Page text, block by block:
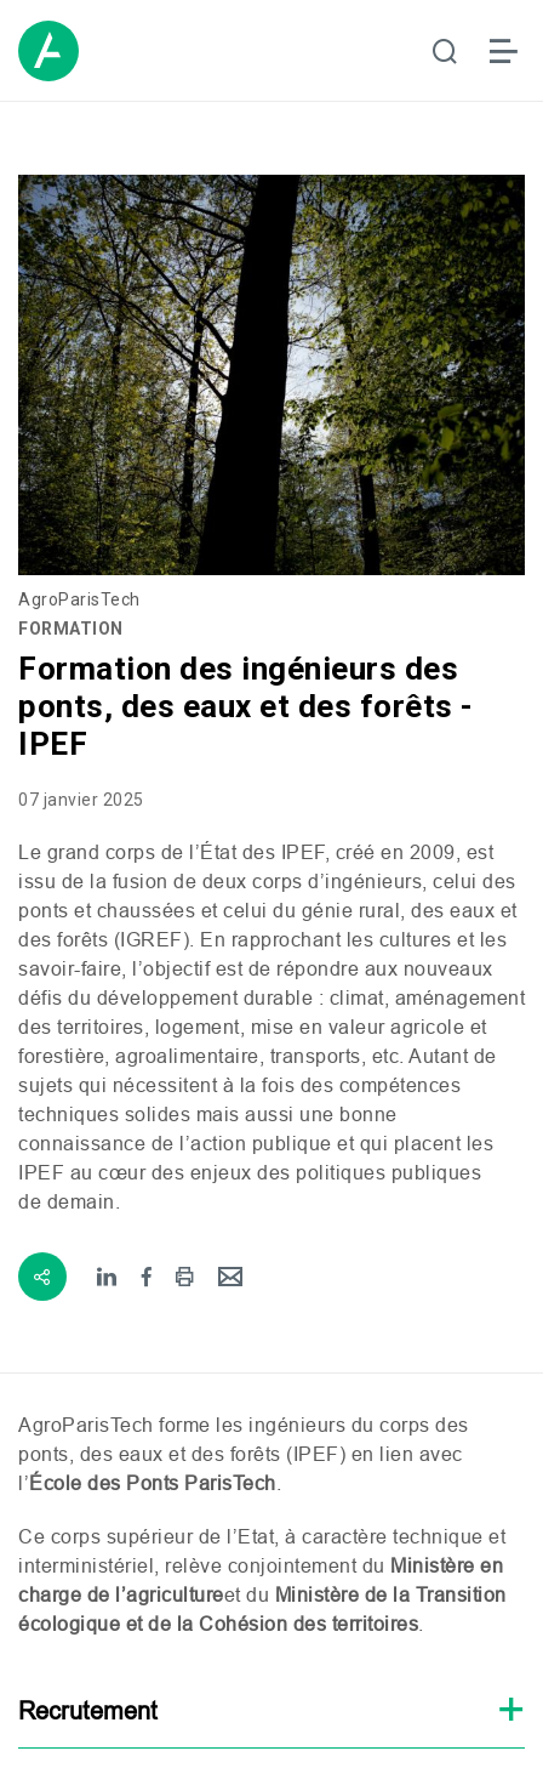
AgroParisTech
FORMATION
Formation des ingénieurs des
ponts, des eaux et des forêts -
IPEF
07 janvier 2025
Le grand corps de l’État des IPEF, créé en 2009, est
issu de la fusion de deux corps d’ingénieurs, celui des
ponts et chaussées et celui du génie rural, des eaux et
des forêts (IGREF). En rapprochant les cultures et les
savoir-faire, l’objectif est de répondre aux nouveaux
défis du développement durable : climat, aménagement
des territoires, logement, mise en valeur agricole et
forestière, agroalimentaire, transports, etc. Autant de
sujets qui nécessitent à la fois des compétences
techniques solides mais aussi une bonne
connaissance de l’action publique et qui placent les
IPEF au cœur des enjeux des politiques publiques
de demain.
AgroParisTech forme les ingénieurs du corps des
ponts, des eaux et des forêts (IPEF) en lien avec
l’École des Ponts ParisTech
Ce corps supérieur de l’Etat, à caractère technique et
interministériel, relève conjointement du Ministère en
charge de l’agricultureet du Ministère de la Transition
écologique et de la Cohésion des territoires
Recrutement